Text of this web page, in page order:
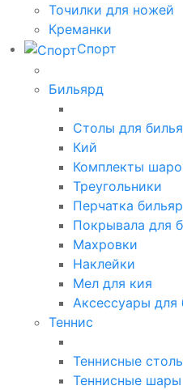
Точилки для ножей
Креманки
Спорт
Бильярд
Столы для
Кий
Комплекты
Треугольники
Перчатка
Покрывала для
Махровки
Наклейки
Мел для кия
Аксессуары для
Теннис
Теннисные
Теннисные шары